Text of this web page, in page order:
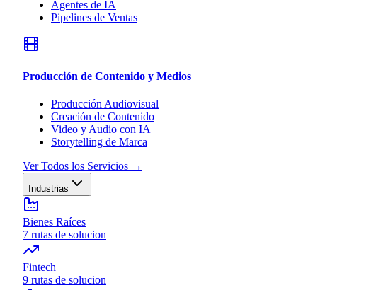
Agentes de IA
Pipelines de Ventas
Producción de Contenido y Medios
Producción Audiovisual
Creación de Contenido
Video y Audio con IA
Storytelling de Marca
Ver Todos los Servicios →
Industrias
Bienes Raíces
7 rutas de solucion
Fintech
9 rutas de solucion